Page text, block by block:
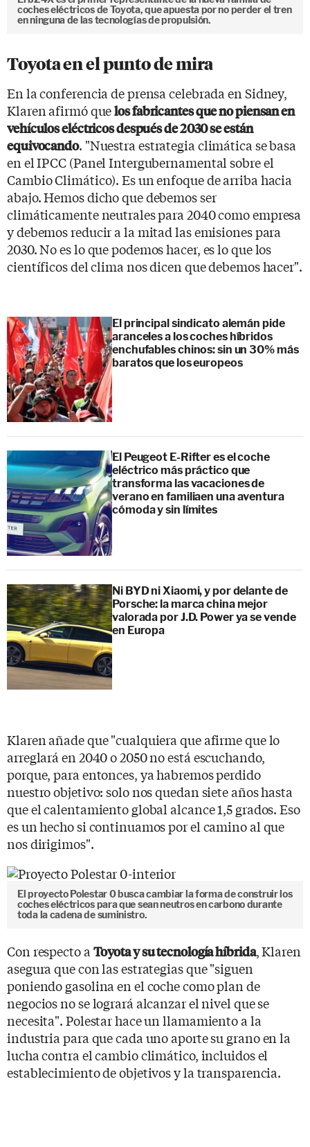
coches eléctricos de Toyota, que apuesta por no perder el tren
en ninguna de las tecnologías de propulsión.
Toyota en el punto de mira
En la conferencia de prensa celebrada en Sidney,
Klaren afirmó quelos fabricantes que no piensan en
vehículos eléctricos después de 2030 se están
equivocando. "Nuestra estrategia climática se basa
en el IPCC (Panel Intergubernamental sobre el
Cambio Climático). Es un enfoque de arriba hacia
abajo. Hemos dicho que debemos ser
climáticamente neutrales para 2040 como empresa
y debemos reducir a la mitad las emisiones para
2030. No es lo que podemos hacer, es lo que los
científicos del clima nos dicen que debemos hacer".
El principal sindicato alemán pide
aranceles a los coches híbridos
enchufables chinos: sin un 30% más
baratos que los europeos
El Peugeot E-Rifter es el coche
eléctrico más práctico que
transforma las vacaciones de
verano en familiaen una aventura
cómoda y sin límites
Ni BYD ni Xiaomi, y por delante de
Porsche: la marca china mejor
valorada por J.D. Power ya se vende
en Europa
Klaren añade que "cualquiera que afirme que lo
arreglará en 2040 o 2050 no está escuchando,
porque, para entonces, ya habremos perdido
nuestro objetivo: solo nos quedan siete años hasta
que el calentamiento global alcance 1,5 grados. Eso
es un hecho si continuamos por el camino al que
nos dirigimos".
El proyecto Polestar 0 busca cambiar la forma de construir los
coches eléctricos para que sean neutros en carbono durante
toda la cadena de suministro.
Con respecto a Toyota y su tecnología híbrida, Klaren
asegura que con las estrategias que "siguen
poniendo gasolina en el coche como plan de
negocios no se logrará alcanzar el nivel que se
necesita". Polestar hace un llamamiento a la
industria para que cada uno aporte su grano en la
lucha contra el cambio climático, incluidos el
establecimiento de objetivos y la transparencia.